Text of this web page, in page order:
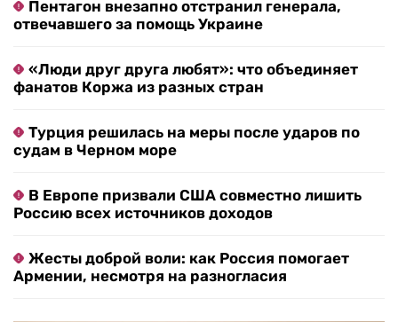
Пентагон внезапно отстранил генерала,
отвечавшего за помощь Украине
«Люди друг друга любят»: что объединяет
фанатов Коржа из разных стран
Турция решилась на меры после ударов по
судам в Черном море
В Европе призвали США совместно лишить
Россию всех источников доходов
Жесты доброй воли: как Россия помогает
Армении, несмотря на разногласия